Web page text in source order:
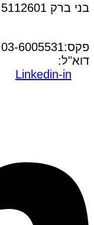
בני ברק 5112601
פקס:03-6005531
דוא"ל:
Linkedin-in